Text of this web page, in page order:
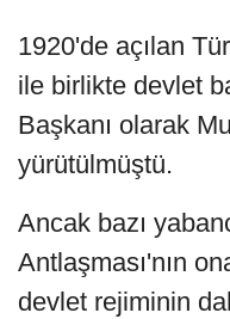
1920'de açılan
ile birlikte devlet
Başkanı olarak
yürütülmüştü.
Ancak bazı
Antlaşması'nın
devlet rejiminin